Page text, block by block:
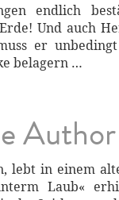
endlich
Und auch
er
belagern …
Author
lebt in einem
Laub«